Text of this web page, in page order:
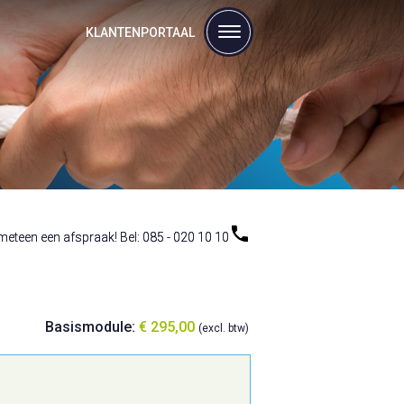
KLANTENPORTAAL
een afspraak! Bel: 085 - 020 10 10
een afspraak! Bel: 085 - 020 10 10
Basismodule: € 295,00 (excl. btw)